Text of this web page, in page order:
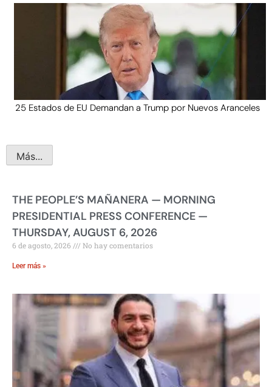
25 Estados de EU Demandan a Trump por Nuevos Aranceles
Más...
THE PEOPLE’S MAÑANERA — MORNING
PRESIDENTIAL PRESS CONFERENCE —
THURSDAY, AUGUST 6, 2026
6 de agosto, 2026 No hay comentarios
Leer más »